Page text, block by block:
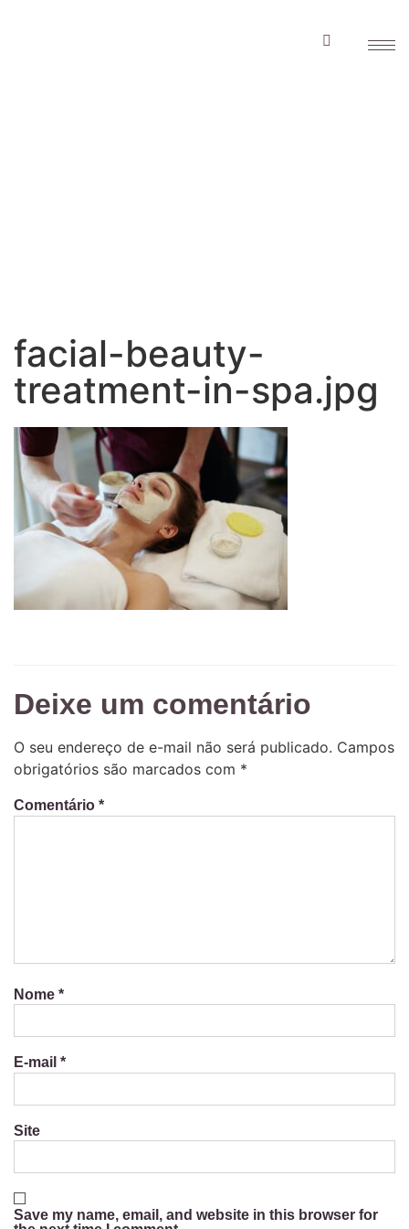
facial-beauty-
treatment-in-spa.jpg
Deixe um comentário
O seu endereço de e-mail não será publicado. Campos
obrigatórios são marcados com *
Comentário *
Nome *
E-mail *
Site
Save my name, email, and website in this browser for